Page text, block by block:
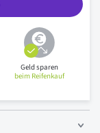
Geld sparen
beim Reifenkauf